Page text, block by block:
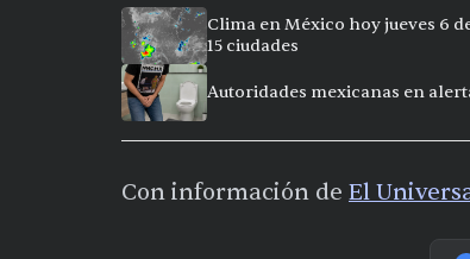
Clima en México hoy jueves 6
15 ciudades
Autoridades mexicanas en
Con información de El